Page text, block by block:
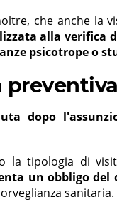
che anche la
alla verifica
psicotrope o
dopo
la tipologia di
un obbligo del
sanitaria.